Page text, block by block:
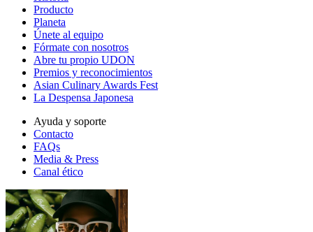
Producto
Planeta
Únete al equipo
Fórmate con nosotros
Abre tu propio UDON
Premios y reconocimientos
Asian Culinary Awards Fest
La Despensa Japonesa
Ayuda y soporte
Contacto
FAQs
Media & Press
Canal ético